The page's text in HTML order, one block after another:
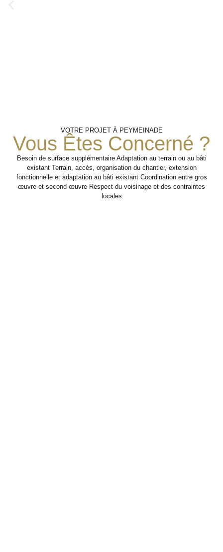
Analyse
De
L’existant
Étude du bâti
actuel, des
Création
Du
Nouveau
Volume
Réalisation de
Finitions Et
Aménagement
Travaux de second œuvre
pour rendre l’extension
confortable, esthétique et
VOTRE PROJET À PEYMEINADE
Vous Êtes Concerné ?
Besoin de surface supplémentaire Adaptation au terrain ou au bâti
existant Terrain, accès, organisation du chantier, extension
fonctionnelle et adaptation au bâti existant Coordination entre gros
œuvre et second œuvre Respect du voisinage et des contraintes
locales